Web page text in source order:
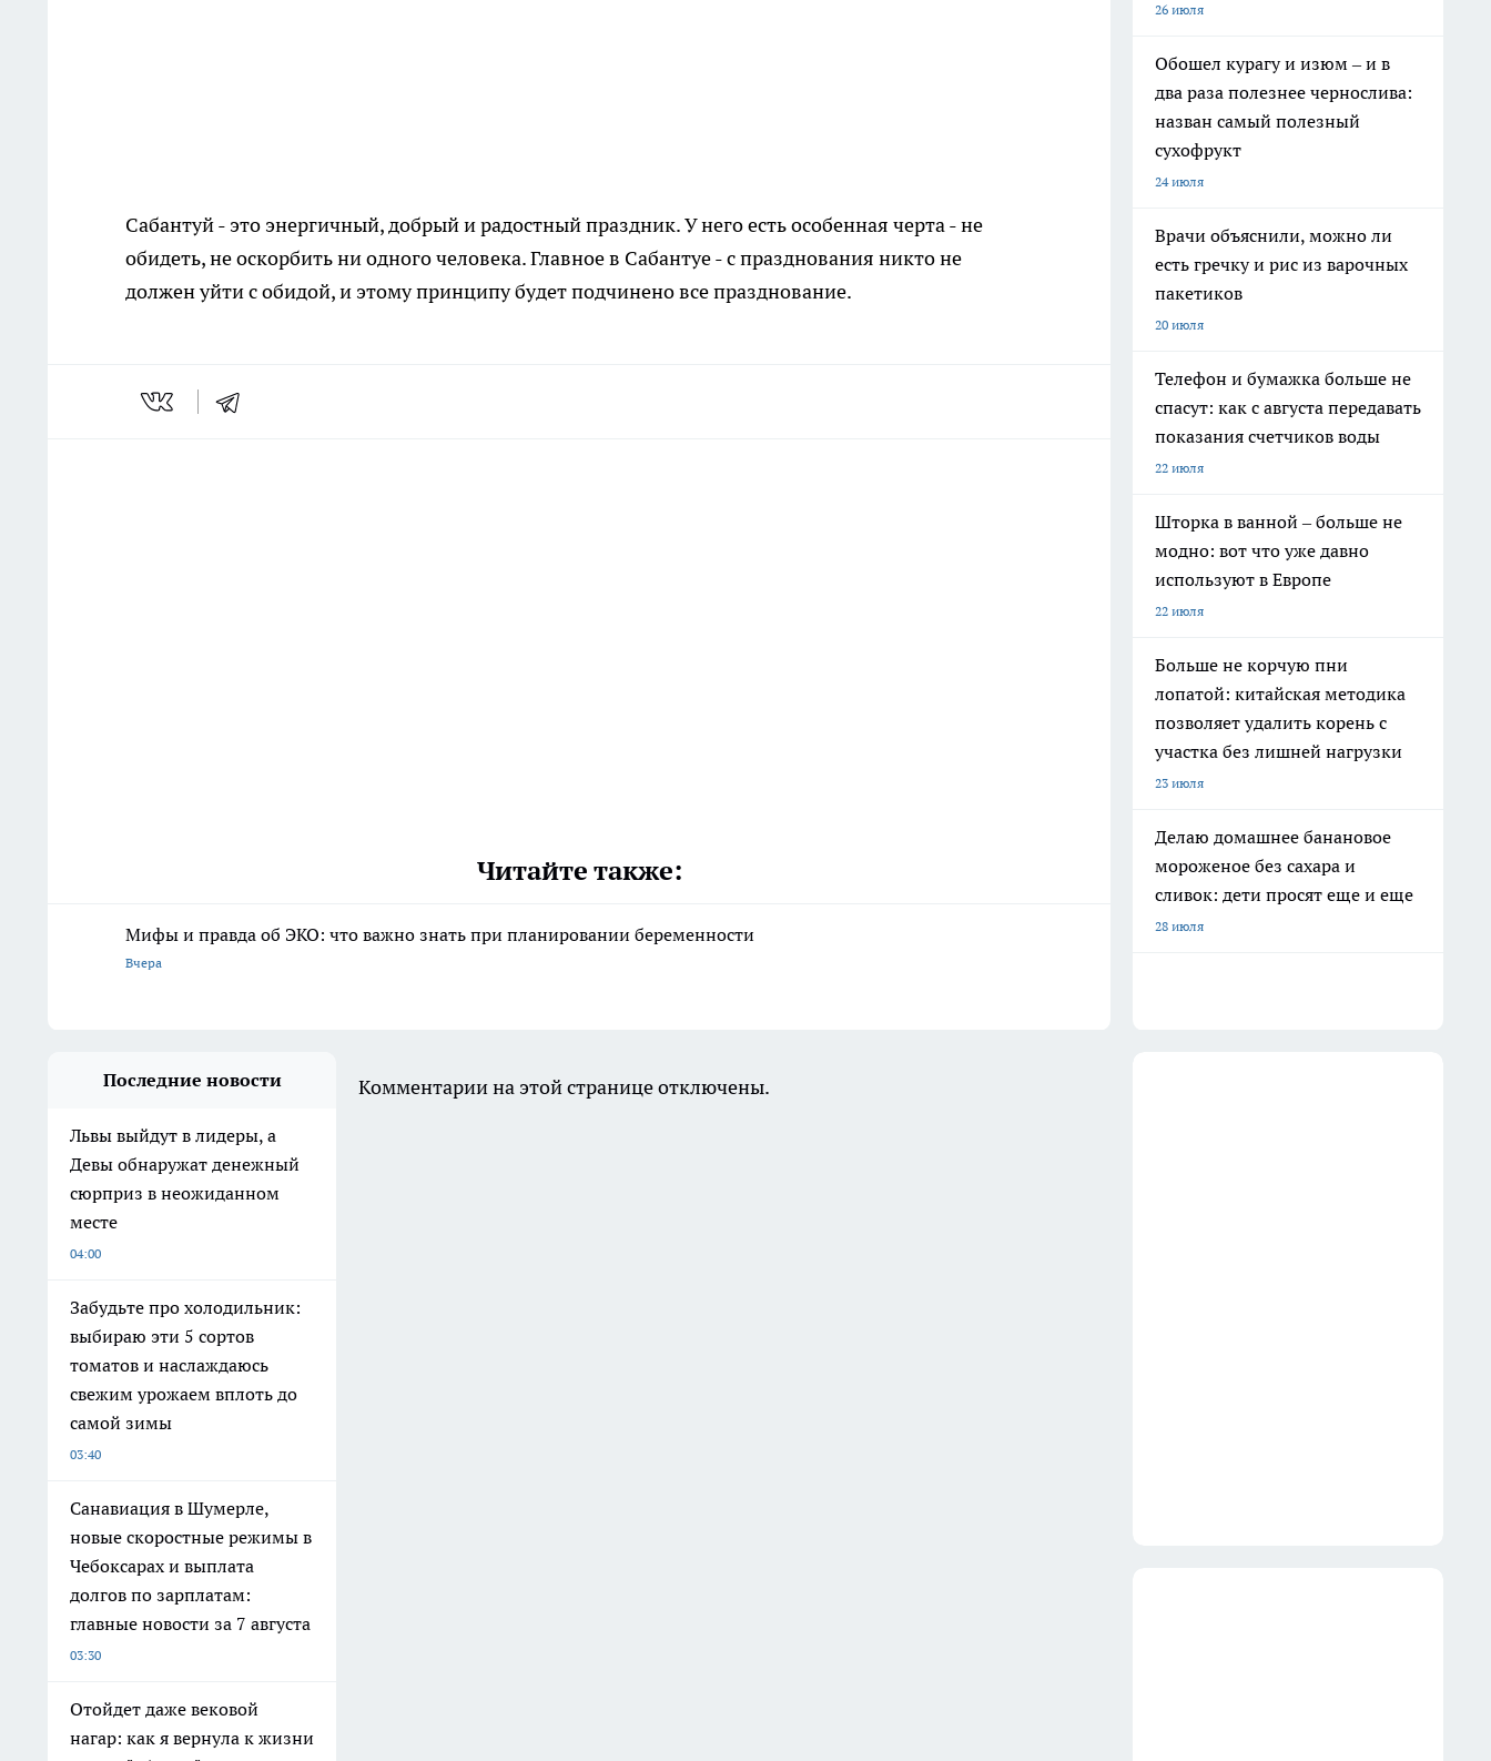
Сабантуй - это энергичный, добрый и радостный праздник. У него есть особенная черта - не
обидеть, не оскорбить ни одного человека. Главное в Сабантуе - с празднования никто не
должен уйти с обидой, и этому принципу будет подчинено все празднование.
Читайте также:
Мифы и правда об ЭКО: что важно знать при планировании беременности
Вчера
26 июля
Обошел курагу и изюм – и в
два раза полезнее чернослива:
назван самый полезный
сухофрукт
24 июля
Врачи объяснили, можно ли
есть гречку и рис из варочных
пакетиков
20 июля
Телефон и бумажка больше не
спасут: как с августа передавать
показания счетчиков воды
22 июля
Шторка в ванной – больше не
модно: вот что уже давно
используют в Европе
22 июля
Больше не корчую пни
лопатой: китайская методика
позволяет удалить корень с
участка без лишней нагрузки
23 июля
Делаю домашнее банановое
мороженое без сахара и
сливок: дети просят еще и еще
28 июля
Последние новости
Львы выйдут в лидеры, а
Девы обнаружат денежный
сюрприз в неожиданном
месте
04:00
Забудьте про холодильник:
выбираю эти 5 сортов
томатов и наслаждаюсь
свежим урожаем вплоть до
самой зимы
03:40
Санавиация в Шумерле,
новые скоростные режимы в
Чебоксарах и выплата
долгов по зарплатам:
главные новости за 7 августа
03:30
Отойдет даже вековой
нагар: как я вернула к жизни
Комментарии на этой странице отключены.